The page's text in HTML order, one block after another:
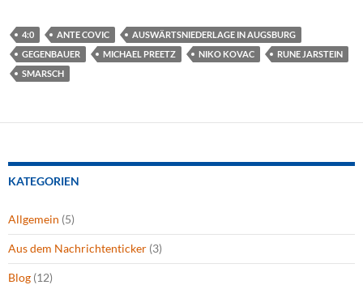
4:0 ANTE COVIC
AUSWÄRTSNIEDERLAGE IN AUGSBURG
GEGENBAUER
MICHAEL PREETZ NIKO KOVAC
RUNE JARSTEIN
SMARSCH
KATEGORIEN
Allgemein (5)
Aus dem Nachrichtenticker (3)
Blog (12)